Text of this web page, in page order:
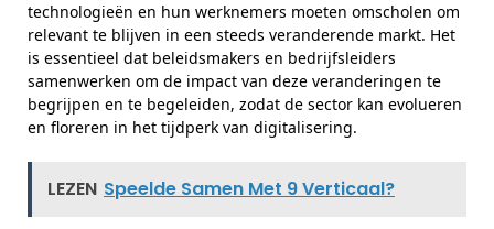
technologieën en hun werknemers moeten omscholen om
relevant te blijven in een steeds veranderende markt. Het
is essentieel dat beleidsmakers en bedrijfsleiders
samenwerken om de impact van deze veranderingen te
begrijpen en te begeleiden, zodat de sector kan evolueren
en floreren in het tijdperk van digitalisering.
LEZEN Speelde Samen Met 9 Verticaal?